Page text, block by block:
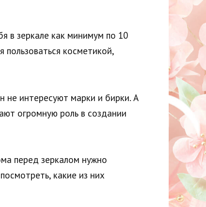
в зеркале как минимум по 10
косметикой,
интересуют марки и бирки. А
огромную роль в создании
перед зеркалом нужно
какие из них